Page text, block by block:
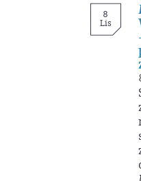
8
Lis